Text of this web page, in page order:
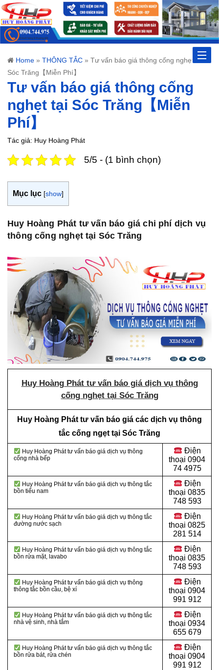
Toggle
Home » THÔNG TẮC » Tư vấn báo giá thông cống nghẹt tại
Sóc Trăng【Miễn Phí】
Tư vấn báo giá thông cống
nghẹt tại Sóc Trăng【Miễn
Phí】
Tác giả: Huy Hoàng Phát
5/5 - (1 bình chọn)
Mục lục [show]
Huy Hoàng Phát tư vấn báo giá chi phí dịch vụ
thông cống nghẹt tại Sóc Trăng
Huy Hoàng Phát tư vấn báo giá dịch vụ thông
cống nghẹt tại Sóc Trăng
Huy Hoàng Phát tư vấn báo giá các dịch vụ thông
tắc cống ngẹt tại Sóc Trăng
Huy Hoàng Phát tư vấn báo giá dịch vụ thông
cống nhà bếp
Điện
thoại 0904
74 4975
Huy Hoàng Phát tư vấn báo giá dịch vụ thông tắc
bồn tiểu nam
Điện
thoại 0835
748 593
Huy Hoàng Phát tư vấn báo giá dịch vụ thông tắc
đường nước sạch
Điện
thoại 0825
281 514
Huy Hoàng Phát tư vấn báo giá dịch vụ thông tắc
bồn rửa mặt, lavabo
Điện
thoại 0835
748 593
Huy Hoàng Phát tư vấn báo giá dịch vụ thông
thông tắc bồn cầu, bệ xí
Điện
thoại 0904
991 912
Huy Hoàng Phát tư vấn báo giá dịch vụ thông tắc
nhà vệ sinh, nhà tắm
Điện
thoại 0934
655 679
Huy Hoàng Phát tư vấn báo giá dịch vụ thông tắc
bồn rửa bát, rửa chén
Điện
thoại 0904
991 912